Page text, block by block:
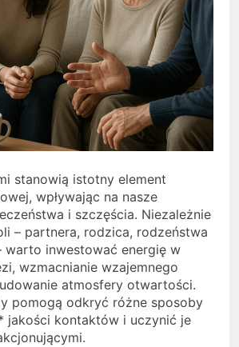
stanowią istotny element
wpływając na nasze
i szczęścia. Niezależnie
– partnera, rodzica, rodzeństwa
warto inwestować energię w
wzmacnianie wzajemnego
atmosfery otwartości.
pomogą odkryć różne sposoby
jakości kontaktów i uczynić je